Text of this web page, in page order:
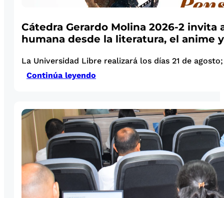
Cátedra Gerardo Molina 2026-2
humana desde la literatura, el anime
La Universidad Libre realizará los días 21 de agosto;
Continúa leyendo